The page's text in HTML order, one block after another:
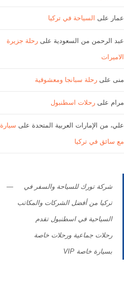
عمار على السياحة في تركيا
عبد الرحمن من السعودية على رحلة جزيرة
الاميرات
منى على رحلة سبانجا ومعشوقية
مرام على رحلات اسطنبول
علي، من الإمارات العربية المتحدة على سيارة
مع سائق في تركيا
شركة تورك للسياحة والسفر في
تركيا من أفضل الشركات والمكاتب
السياحية في اسطنبول تقدم
رحلات جماعية ورحلات خاصة
بسيارة خاصة VIP